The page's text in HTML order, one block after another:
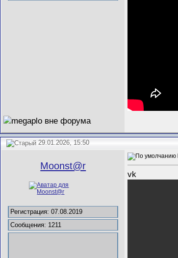
29.01.2026, 15:50
Mооnst@r
Регистрация: 07.08.2019
Сообщения: 1211
vk